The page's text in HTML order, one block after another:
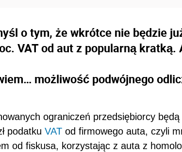
o tym, że wkrótce nie będzie
VAT od aut z popularną kratką.
możliwość podwójnego
ograniczeń przedsiębiorcy
podatku VAT od firmowego auta, czyli
od fiskusa, korzystając z auta z